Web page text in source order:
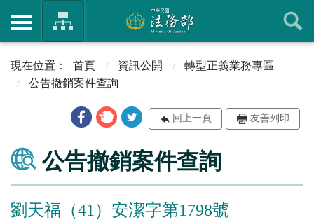
首頁 資訊公開
轉型正義業務專區
公告撤銷案件查詢
回上一頁 友善列印
公告撤銷案件查詢
劉天福（41）安潔字第1798號